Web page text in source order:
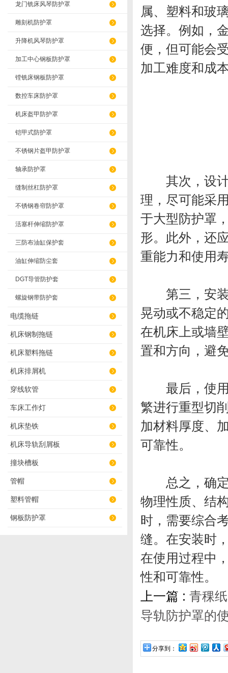
龙门铣床风琴防护罩
雕刻机防护罩
升降机风琴防护罩
加工中心钢板防护罩
镗铣床钢板防护罩
数控车床防护罩
机床盔甲防护罩
铠甲式防护罩
不锈钢片盔甲防护罩
轴承防护罩
缝制丝杠防护罩
不锈钢卷帘防护罩
活塞杆伸缩防护罩
三防布油缸保护套
油缸伸缩防尘套
DGT导管防护套
螺旋钢带防护套
电缆拖链
机床钢制拖链
机床塑料拖链
机床排屑机
穿线软管
车床工作灯
机床垫铁
机床导轨刮屑板
撞块槽板
管帽
塑料管帽
钢板防护罩
属、塑料和玻
选择。例如，
便，但可能会
加工难度和成
其次，设计
理，尽可能采
于大型防护罩
形。此外，还
重能力和使用
第三，安装
晃动或不稳定
在机床上或墙
置和方向，避
最后，使用
繁进行重型切
加材料厚度、
可靠性。
总之，确
物理性质、结
时，需要综合
缝。在安装时
在使用过程中
性和可靠性。
上一篇 : 青稞
导轨防护罩的
分享到：